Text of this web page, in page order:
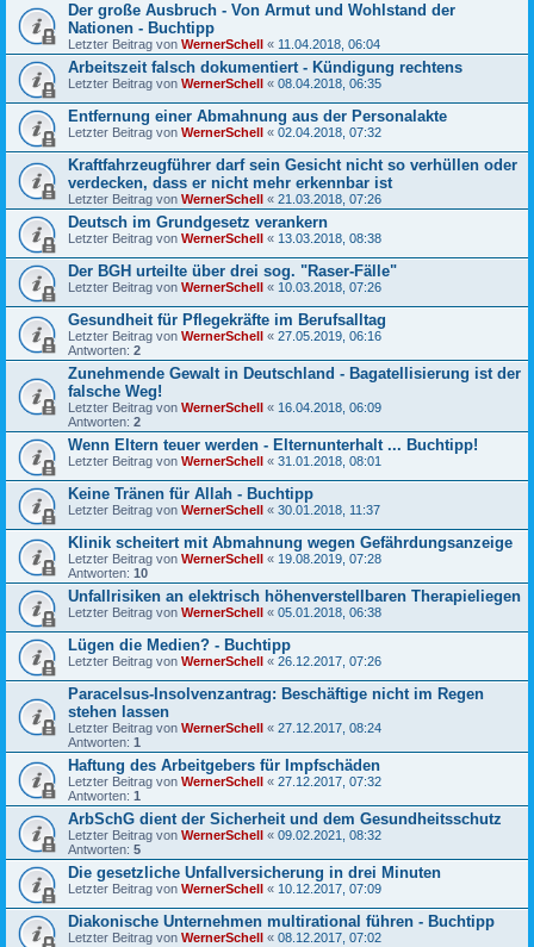
Der große Ausbruch - Von Armut und Wohlstand der
Nationen - Buchtipp
Letzter Beitrag von WernerSchell « 11.04.2018, 06:04
Arbeitszeit falsch dokumentiert - Kündigung rechtens
Letzter Beitrag von WernerSchell « 08.04.2018, 06:35
Entfernung einer Abmahnung aus der Personalakte
Letzter Beitrag von WernerSchell « 02.04.2018, 07:32
Kraftfahrzeugführer darf sein Gesicht nicht so verhüllen oder
verdecken, dass er nicht mehr erkennbar ist
Letzter Beitrag von WernerSchell « 21.03.2018, 07:26
Deutsch im Grundgesetz verankern
Letzter Beitrag von WernerSchell « 13.03.2018, 08:38
Der BGH urteilte über drei sog. "Raser-Fälle"
Letzter Beitrag von WernerSchell « 10.03.2018, 07:26
Gesundheit für Pflegekräfte im Berufsalltag
Letzter Beitrag von WernerSchell « 27.05.2019, 06:16
Antworten: 2
Zunehmende Gewalt in Deutschland - Bagatellisierung ist der
falsche Weg!
Letzter Beitrag von WernerSchell « 16.04.2018, 06:09
Antworten: 2
Wenn Eltern teuer werden - Elternunterhalt ... Buchtipp!
Letzter Beitrag von WernerSchell « 31.01.2018, 08:01
Keine Tränen für Allah - Buchtipp
Letzter Beitrag von WernerSchell « 30.01.2018, 11:37
Klinik scheitert mit Abmahnung wegen Gefährdungsanzeige
Letzter Beitrag von WernerSchell « 19.08.2019, 07:28
Antworten: 10
Unfallrisiken an elektrisch höhenverstellbaren Therapieliegen
Letzter Beitrag von WernerSchell « 05.01.2018, 06:38
Lügen die Medien? - Buchtipp
Letzter Beitrag von WernerSchell « 26.12.2017, 07:26
Paracelsus-Insolvenzantrag: Beschäftige nicht im Regen
stehen lassen
Letzter Beitrag von WernerSchell « 27.12.2017, 08:24
Antworten: 1
Haftung des Arbeitgebers für Impfschäden
Letzter Beitrag von WernerSchell « 27.12.2017, 07:32
Antworten: 1
ArbSchG dient der Sicherheit und dem Gesundheitsschutz
Letzter Beitrag von WernerSchell « 09.02.2021, 08:32
Antworten: 5
Die gesetzliche Unfallversicherung in drei Minuten
Letzter Beitrag von WernerSchell « 10.12.2017, 07:09
Diakonische Unternehmen multirational führen - Buchtipp
Letzter Beitrag von WernerSchell « 08.12.2017, 07:02